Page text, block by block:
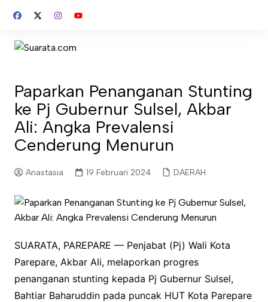
Paparkan Penanganan Stunting
ke Pj Gubernur Sulsel, Akbar
Ali: Angka Prevalensi
Cenderung Menurun
Anastasia 19 Februari 2024 DAERAH
SUARATA, PAREPARE — Penjabat (Pj) Wali Kota
Parepare, Akbar Ali, melaporkan progres
penanganan stunting kepada Pj Gubernur Sulsel,
Bahtiar Baharuddin pada puncak HUT Kota Parepare